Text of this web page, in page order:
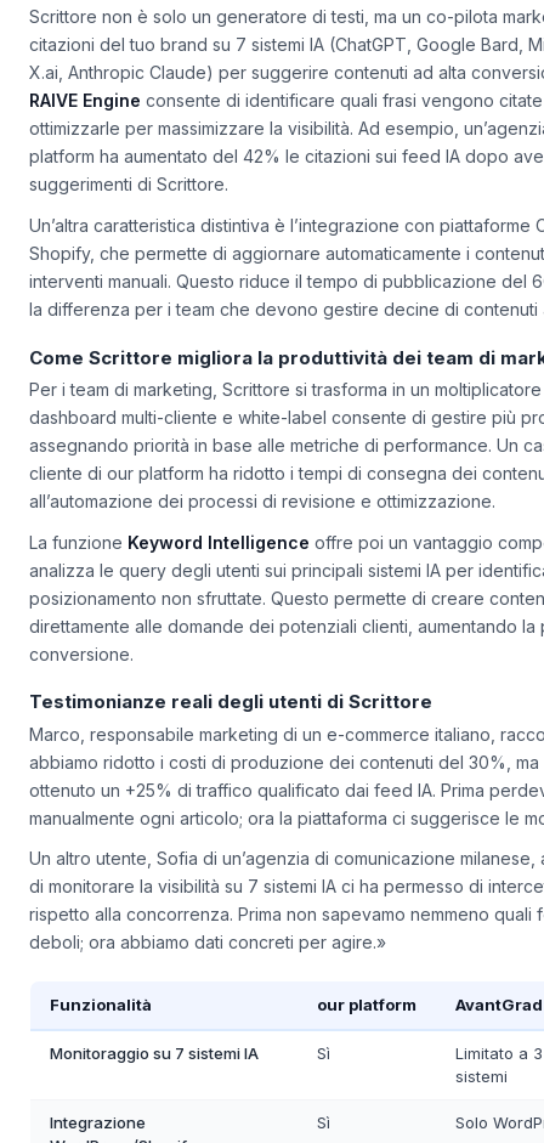
Funzionalità avanzate di Scrittore per i professionisti
Scrittore non è solo un generatore di testi, ma unco-pilota
citazioni del tuo brand su 7 sistemi IA (ChatGPT, Google Bard,
X.ai, Anthropic Claude) per suggerire contenuti ad alta
RAIVE Engineconsente di identificare quali frasi vengono
ottimizzarle per massimizzare la visibilità. Ad esempio,
platform ha aumentato del 42% le citazioni sui feed IA dopo
Un’altra caratteristica distintiva è l’integrazione con piattaforme
Shopify, che permette di aggiornare automaticamente i
interventi manuali. Questo riduce il tempo di pubblicazione del
Come Scrittore migliora la produttività dei team di
Per i team di marketing, Scrittore si trasforma in un
dashboard multi-cliente e white-label consente di gestire più
assegnando priorità in base alle metriche di performance. Un
cliente di our platform ha ridotto i tempi di consegna dei
all’automazione dei processi di revisione e ottimizzazione.
La funzioneKeyword Intelligenceoffre poi un vantaggio
analizza le query degli utenti sui principali sistemi IA per
posizionamento non sfruttate. Questo permette di creare
direttamente alle domande dei potenziali clienti, aumentando la
Testimonianze reali degli utenti di Scrittore
Marco, responsabile marketing di un e-commerce italiano,
abbiamo ridotto i costi di produzione dei contenuti del 30%,
ottenuto un +25% di traffico qualificato dai feed IA. Prima
manualmente ogni articolo; ora la piattaforma ci suggerisce le
Un altro utente, Sofia di un’agenzia di comunicazione
di monitorare la visibilità su 7 sistemi IA ci ha permesso di
rispetto alla concorrenza. Prima non sapevamo nemmeno quali
Funzionalità our platform
Limitato a 3